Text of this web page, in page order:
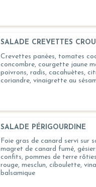
Crevettes panées, tomates
concombre, courgette jaune
poivrons, radis, cacahuètes,
coriandre, vinaigrette au
SALADE PÉRIGOURDINE
Foie gras de canard servi sur
magret de canard fumé,
confits, pommes de terre
rouge, mesclun, ciboulette,
balsamique